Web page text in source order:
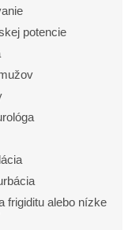
potencie
frigiditu alebo nízke